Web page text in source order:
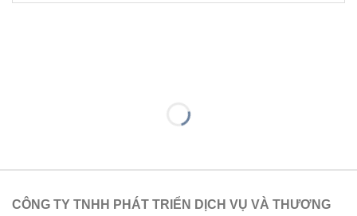
CÔNG TY TNHH PHÁT TRIỂN DỊCH VỤ VÀ THƯƠNG